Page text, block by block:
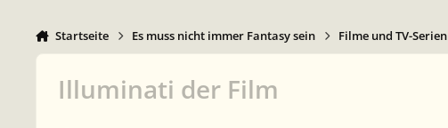
Startseite Es muss nicht immer Fantasy sein Filme und TV-Serien
Illuminati der Film